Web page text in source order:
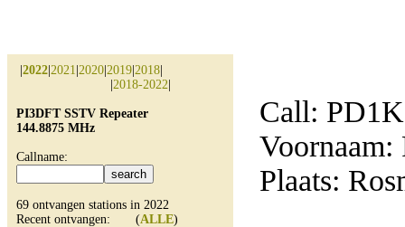
2022 2021 2020 2019 2018
2018-2022
PI3DFT SSTV Repeater
144.8875 MHz
Callname:
69 ontvangen stations in 2022
Recent ontvangen: (ALLE)
Call:
Voornaam:
Plaats: